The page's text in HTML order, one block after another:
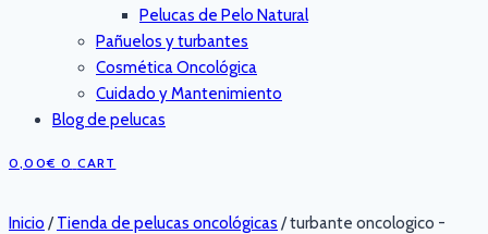
Pelucas de Pelo Natural
Pañuelos y turbantes
Cosmética Oncológica
Cuidado y Mantenimiento
Blog de pelucas
0,00€ 0 CART
Inicio / Tienda de pelucas oncológicas /turbante oncologico -